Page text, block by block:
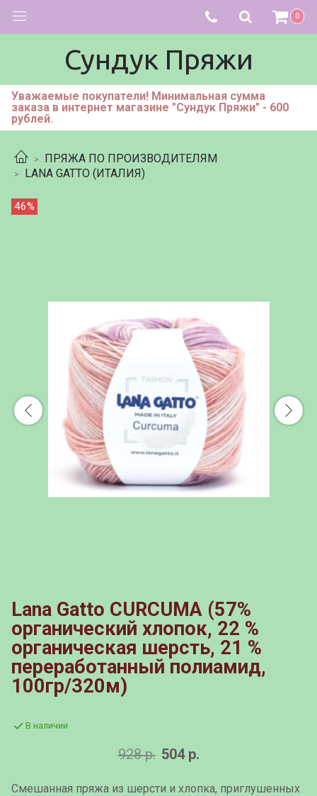
0
Сундук Пряжи
Уважаемые покупатели! Минимальная сумма
заказа в интернет магазине "Сундук Пряжи" - 600
рублей.
ПРЯЖА ПО ПРОИЗВОДИТЕЛЯМ
LANA GATTO (ИТАЛИЯ)
46%
Lana Gatto CURCUMA (57%
органический хлопок, 22 %
органическая шерсть, 21 %
переработанный полиамид,
100гр/320м)
В наличии
928 р. 504 р.
Смешанная пряжа из шерсти и хлопка, приглушенных